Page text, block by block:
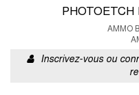
PHOTOETCH
AMMO
Inscrivez-vous ou